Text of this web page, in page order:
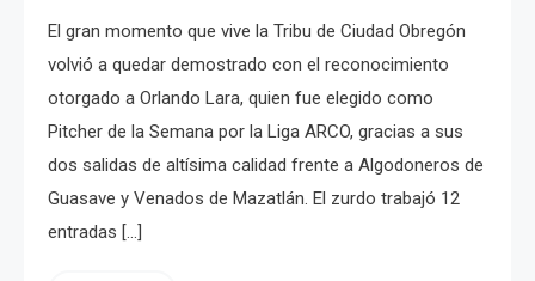
El gran momento que vive la Tribu de Ciudad Obregón
volvió a quedar demostrado con el reconocimiento
otorgado a Orlando Lara, quien fue elegido como
Pitcher de la Semana por la Liga ARCO, gracias a sus
dos salidas de altísima calidad frente a Algodoneros de
Guasave y Venados de Mazatlán. El zurdo trabajó 12
entradas […]